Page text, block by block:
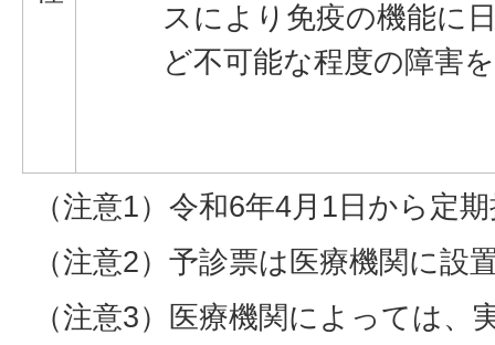
スにより免疫の機能に
ど不可能な程度の障害
（注意1）令和6年4月1日から定
（注意2）予診票は医療機関に設
（注意3）医療機関によっては、